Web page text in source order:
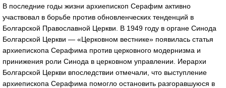
В последние годы жизни архиепископ Серафим активно
участвовал в борьбе против обновленческих тенденций в
Болгарской Православной Церкви. В 1949 году в органе Синода
Болгарской Церкви — «Церковном вестнике» появилась статья
архиепископа Серафима против церковного модернизма и
принижения роли Синода в церковном управлении. Иерархи
Болгарской Церкви впоследствии отмечали, что выступление
архиепископа Серафима помогло остановить разгоравшуюся в